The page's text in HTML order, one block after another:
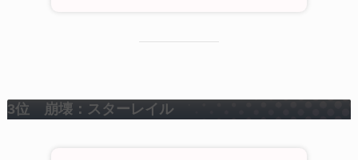
3位 崩壊：スターレイル